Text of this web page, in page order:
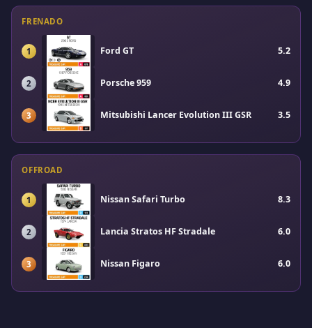
FRENADO
1 Ford GT 5.2
2 Porsche 959 4.9
3 Mitsubishi Lancer Evolution III GSR 3.5
OFFROAD
1 Nissan Safari Turbo 8.3
2 Lancia Stratos HF Stradale 6.0
3 Nissan Figaro 6.0